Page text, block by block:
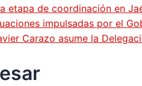
etapa de coordinación en
impulsadas por el
Carazo asume la